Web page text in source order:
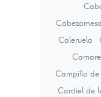
Caleruela
Campillo de
Cardiel de